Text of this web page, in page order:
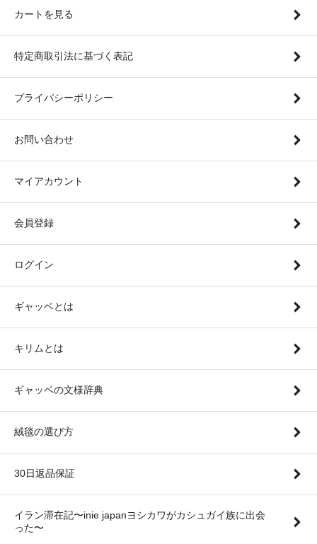
カートを見る
特定商取引法に基づく表記
プライバシーポリシー
お問い合わせ
マイアカウント
会員登録
ログイン
ギャッベとは
キリムとは
ギャッベの文様辞典
絨毯の選び方
30日返品保証
イラン滞在記〜inie japanヨシカワがカシュガイ族に出会
った〜